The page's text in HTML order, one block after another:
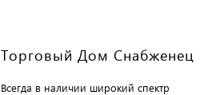
Торговый Дом Снабженец
Всегда в наличии широкий спектр